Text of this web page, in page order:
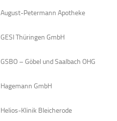
August-Petermann Apotheke
GESI Thüringen GmbH
GSBO – Göbel und Saalbach OHG
Hagemann GmbH
Helios-Klinik Bleicherode